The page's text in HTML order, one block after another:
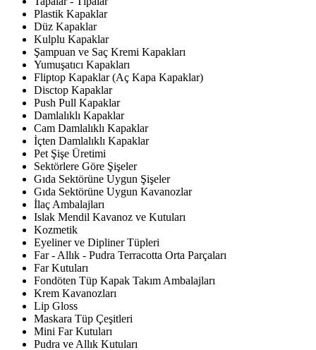
Plastik Kapaklar
Düz Kapaklar
Kulplu Kapaklar
Şampuan ve Saç Kremi Kapakları
Yumuşatıcı Kapakları
Fliptop Kapaklar (Aç Kapa Kapaklar)
Disctop Kapaklar
Push Pull Kapaklar
Damlalıklı Kapaklar
Cam Damlalıklı Kapaklar
İçten Damlalıklı Kapaklar
Pet Şişe Üretimi
Sektörlere Göre Şişeler
Gıda Sektörüne Uygun Şişeler
Gıda Sektörüne Uygun Kavanozlar
İlaç Ambalajları
Islak Mendil Kavanoz ve Kutuları
Kozmetik
Eyeliner ve Dipliner Tüpleri
Far - Allık - Pudra Terracotta Orta Parçaları
Far Kutuları
Fondöten Tüp Kapak Takım Ambalajları
Krem Kavanozları
Lip Gloss
Maskara Tüp Çeşitleri
Mini Far Kutuları
Pudra ve Allık Kutuları